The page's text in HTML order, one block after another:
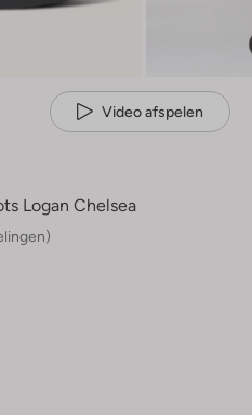
Video afspelen
Logan Chelsea